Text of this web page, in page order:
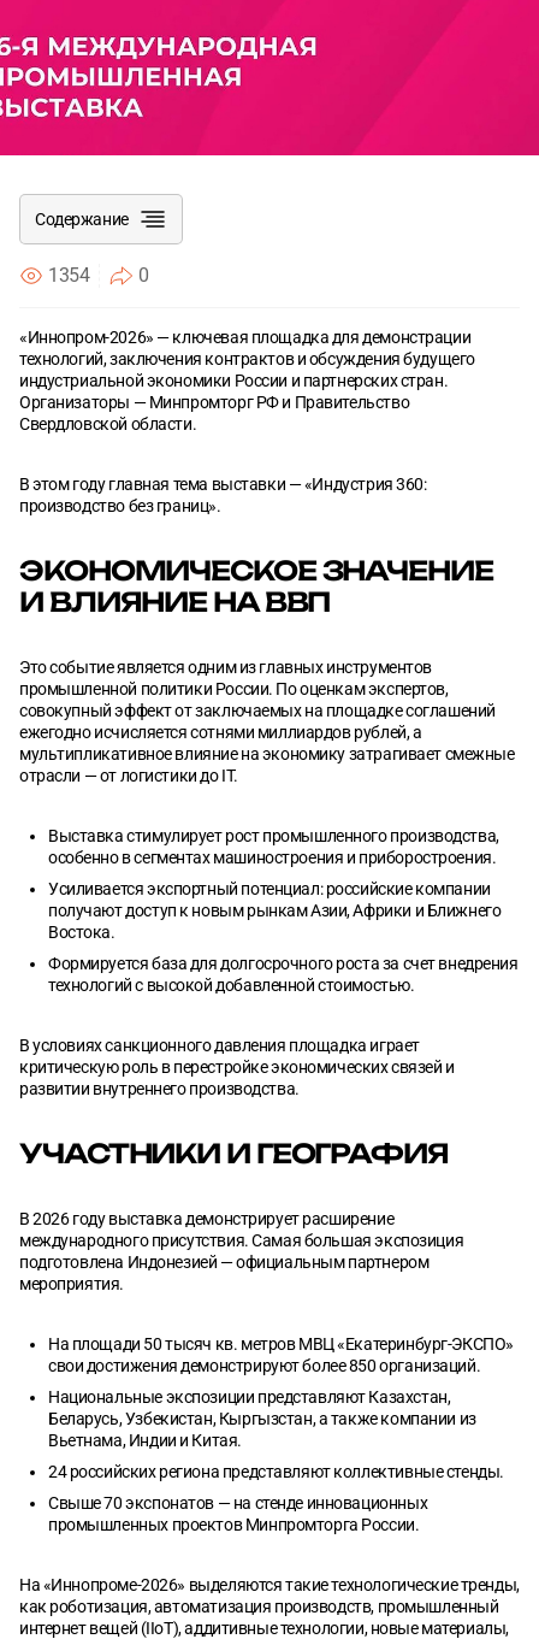
Содержание
Экономическое значение и влияние на ВВП
Участники и география
Прогноз и ожидания 2026 года
«Иннопром-2026» — ключевая площадка для демонстрации
технологий, заключения контрактов и обсуждения будущего
индустриальной экономики России и партнерских стран.
Организаторы — Минпромторг РФ и Правительство
Свердловской области.
В этом году главная тема выставки — «Индустрия 360:
производство без границ».
ЭКОНОМИЧЕСКОЕ ЗНАЧЕНИЕ
И ВЛИЯНИЕ НА ВВП
Это событие является одним из главных инструментов
промышленной политики России. По оценкам экспертов,
совокупный эффект от заключаемых на площадке соглашений
ежегодно исчисляется сотнями миллиардов рублей, а
мультипликативное влияние на экономику затрагивает смежные
отрасли — от логистики до IT.
Выставка стимулирует рост промышленного производства,
особенно в сегментах машиностроения и приборостроения.
Усиливается экспортный потенциал: российские компании
получают доступ к новым рынкам Азии, Африки и Ближнего
Востока.
Формируется база для долгосрочного роста за счет внедрения
технологий с высокой добавленной стоимостью.
В условиях санкционного давления площадка играет
критическую роль в перестройке экономических связей и
развитии внутреннего производства.
УЧАСТНИКИ И ГЕОГРАФИЯ
В 2026 году выставка демонстрирует расширение
международного присутствия. Самая большая экспозиция
подготовлена Индонезией — официальным партнером
мероприятия.
На площади 50 тысяч кв. метров МВЦ «Екатеринбург-ЭКСПО»
свои достижения демонстрируют более 850 организаций.
Национальные экспозиции представляют Казахстан,
Беларусь, Узбекистан, Кыргызстан, а также компании из
Вьетнама, Индии и Китая.
24 российских региона представляют коллективные стенды.
Свыше 70 экспонатов — на стенде инновационных
промышленных проектов Минпромторга России.
На «Иннопроме-2026» выделяются такие технологические тренды,
как роботизация, автоматизация производств, промышленный
интернет вещей (IIoT), аддитивные технологии, новые материалы,
1354 0
ОТПРАВИТЬ
ОТПРАВИТЬ